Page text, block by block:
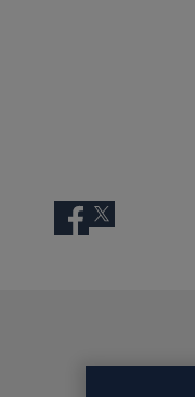
Facebook
Twitter